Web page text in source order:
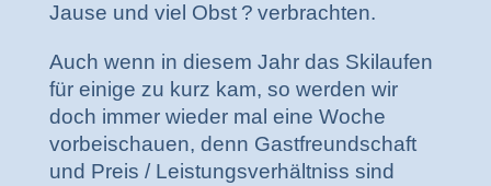
Jause und viel Obst ? verbrachten.
Auch wenn in diesem Jahr das Skilaufen
für einige zu kurz kam, so werden wir
doch immer wieder mal eine Woche
vorbeischauen, denn Gastfreundschaft
und Preis / Leistungsverhältniss sind